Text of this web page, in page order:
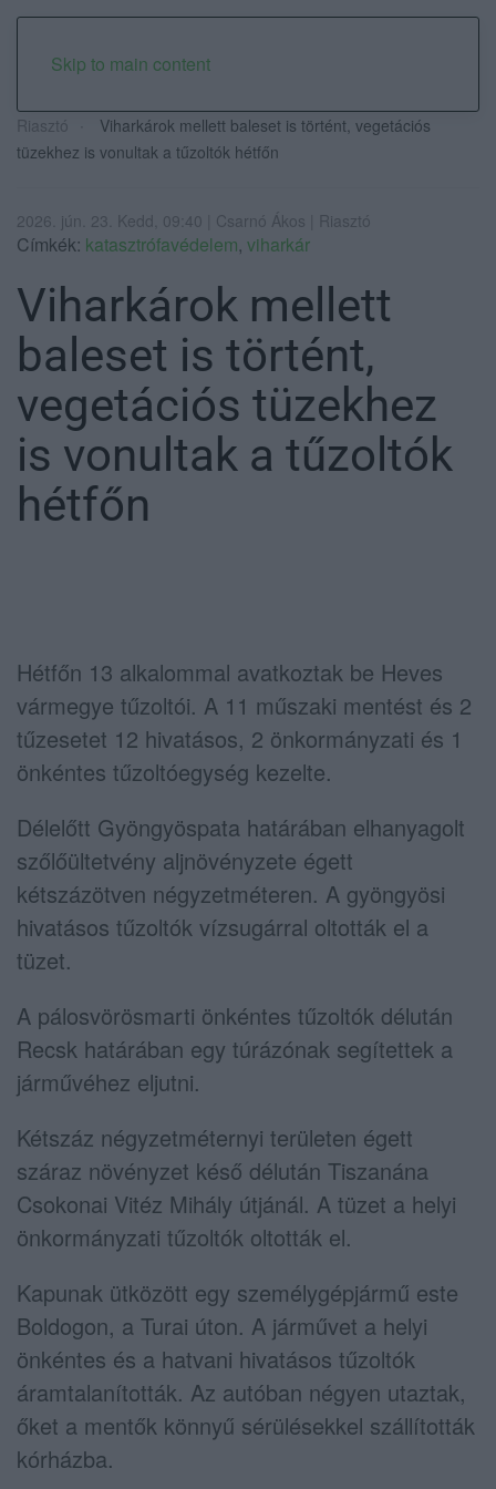
Skip to main content
Riasztó
Viharkárok mellett baleset is történt, vegetációs
tüzekhez is vonultak a tűzoltók hétfőn
2026. jún. 23. Kedd, 09:40 | Csarnó Ákos | Riasztó
Címkék: katasztrófavédelem, viharkár
Viharkárok mellett
baleset is történt,
vegetációs tüzekhez
is vonultak a tűzoltók
hétfőn
Hétfőn 13 alkalommal avatkoztak be Heves
vármegye tűzoltói. A 11 műszaki mentést és 2
tűzesetet 12 hivatásos, 2 önkormányzati és 1
önkéntes tűzoltóegység kezelte.
Délelőtt Gyöngyöspata határában elhanyagolt
szőlőültetvény aljnövényzete égett
kétszázötven négyzetméteren. A gyöngyösi
hivatásos tűzoltók vízsugárral oltották el a
tüzet.
A pálosvörösmarti önkéntes tűzoltók délután
Recsk határában egy túrázónak segítettek a
járművéhez eljutni.
Kétszáz négyzetméternyi területen égett
száraz növényzet késő délután Tiszanána
Csokonai Vitéz Mihály útjánál. A tüzet a helyi
önkormányzati tűzoltók oltották el.
Kapunak ütközött egy személygépjármű este
Boldogon, a Turai úton. A járművet a helyi
önkéntes és a hatvani hivatásos tűzoltók
áramtalanították. Az autóban négyen utaztak,
őket a mentők könnyű sérülésekkel szállították
kórházba.